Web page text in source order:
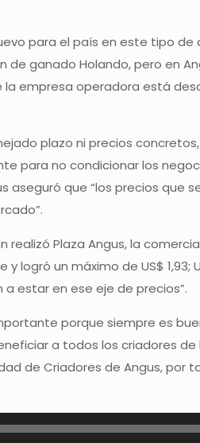
para el país en este tipo de
ganado Holando, pero en
empresa operadora está
plazo ni precios
para no condicionar los
que “los precios que
Plaza Angus, la
logró un máximo de US$ 1,93;
estar en ese eje de precios”.
porque siempre es
a todos los criadores de
de Criadores de Angus, por